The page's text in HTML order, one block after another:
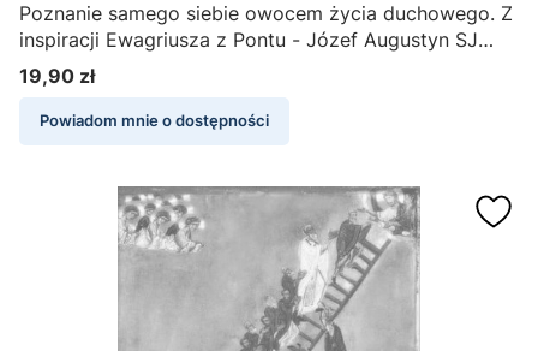
Poznanie samego siebie owocem życia duchowego. Z
inspiracji Ewagriusza z Pontu - Józef Augustyn SJ
(Płyta MP3)
Cena
19,90 zł
Powiadom mnie o dostępności